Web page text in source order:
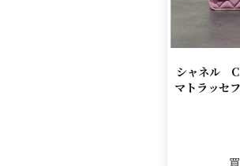
シャネル
マトラッセ